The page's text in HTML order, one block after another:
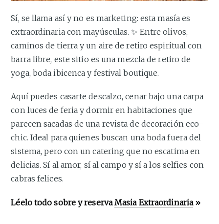
Sí, se llama así y no es marketing: esta masía es
extraordinaria con mayúsculas. ✨ Entre olivos,
caminos de tierra y un aire de retiro espiritual con
barra libre, este sitio es una mezcla de retiro de
yoga, boda ibicenca y festival boutique.
Aquí puedes casarte descalzo, cenar bajo una carpa
con luces de feria y dormir en habitaciones que
parecen sacadas de una revista de decoración eco-
chic. Ideal para quienes buscan una boda fuera del
sistema, pero con un catering que no escatima en
delicias. Sí al amor, sí al campo y sí a los selfies con
cabras felices.
Léelo todo sobre y reservaMasia Extraordinaria»